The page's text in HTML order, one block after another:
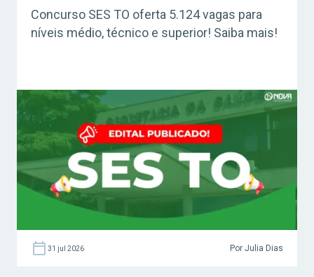
Concurso SES TO oferta 5.124 vagas para
níveis médio, técnico e superior! Saiba mais!
31 jul 2026 Por Julia Dias